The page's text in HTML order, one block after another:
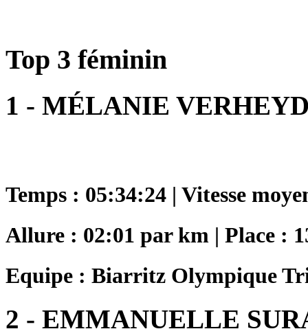
Top 3 féminin
1 - MÉLANIE
Temps : 05:34:24 | Vitesse
Allure : 02:01 par km | Place :
Equipe : Biarritz Olympique
2 - EMMANUELLE